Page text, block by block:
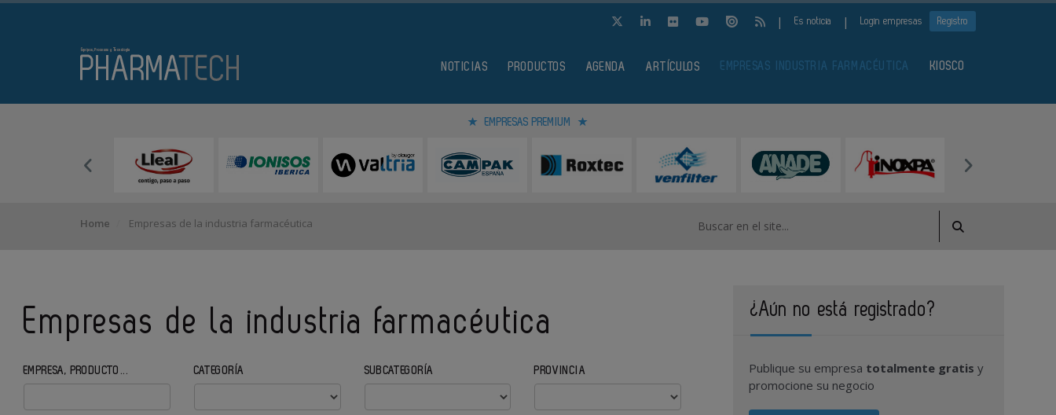
| Es noticia | Login empresas Registro
NOTICIAS PRODUCTOS AGENDA ARTÍCULOS EMPRESAS INDUSTRIA FARMACÉUTICA KIOSCO
EMPRESAS PREMIUM
Home Empresas de la industria farmacéutica
Empresas de la industria farmacéutica
EMPRESA, PRODUCTO... CATEGORÍA SUBCATEGORÍA PROVINCIA
¿Aún no está registrado?
Publique su empresa totalmente gratis y
promocione su negocio